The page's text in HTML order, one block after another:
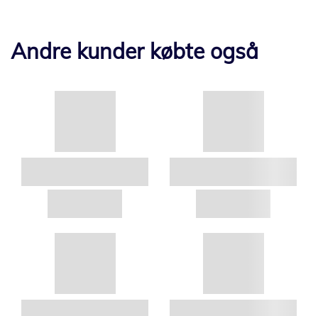
Andre kunder købte også